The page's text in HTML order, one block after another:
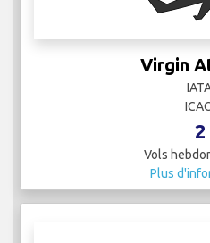
Virgin
2
Vols
Plus